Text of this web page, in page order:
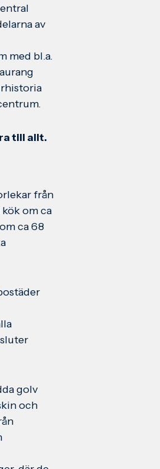
av
med bl.a.
till allt.
från
om ca
ca 68
golv
och